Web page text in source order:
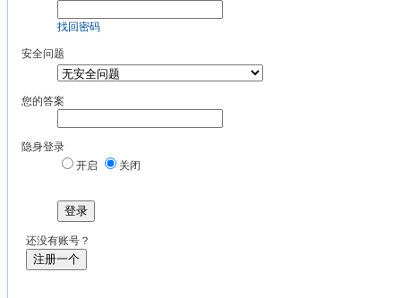
找回密码
安全问题
您的答案
隐身登录
开启
关闭
登录
还没有账号？
注册一个